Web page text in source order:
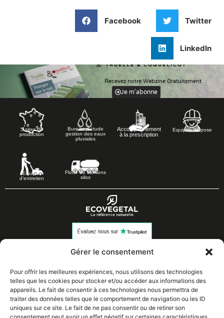
Gérer le consentement
Pour offrir les meilleures expériences, nous utilisons des technologies
telles que les cookies pour stocker et/ou accéder aux informations des
appareils. Le fait de consentir à ces technologies nous permettra de
traiter des données telles que le comportement de navigation ou les ID
uniques sur ce site. Le fait de ne pas consentir ou de retirer son
Facebook Twitter
LinkedIn
Recevez notre Webzine Gratuitement
Je m'abonne
5 sites de
production
Bureau d’étude
gestion des eaux
pluviales
Accompagnement
à la prescription
Equipes de pose
Equipes
d’entretien
Flotte de camions
silos
02 37 43 18 56
Les Grandes Pièces
Solutions
Presse